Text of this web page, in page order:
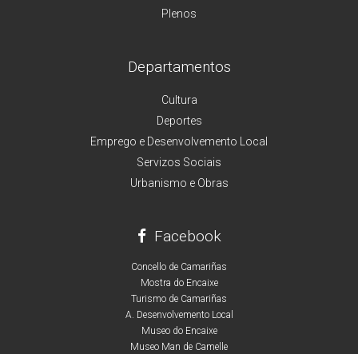
Plenos
Departamentos
Cultura
Deportes
Emprego e Desenvolvemento Local
Servizos Sociais
Urbanismo e Obras
Facebook
Concello de Camariñas
Mostra do Encaixe
Turismo de Camariñas
A. Desenvolvemento Local
Museo do Encaixe
Museo Man de Camelle